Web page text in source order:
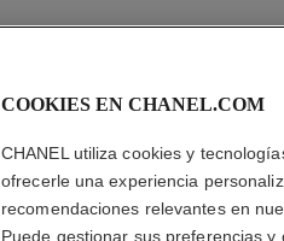
COOKIES EN CHANEL.COM
CHANEL utiliza cookies y
ofrecerle una experiencia
recomendaciones relevantes en
Puede gestionar sus preferencias